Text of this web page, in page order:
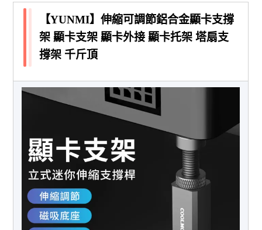
【YUNMI】伸縮可調節鋁合金顯卡支撐
架 顯卡支架 顯卡外接 顯卡托架 塔扇支
撐架 千斤頂